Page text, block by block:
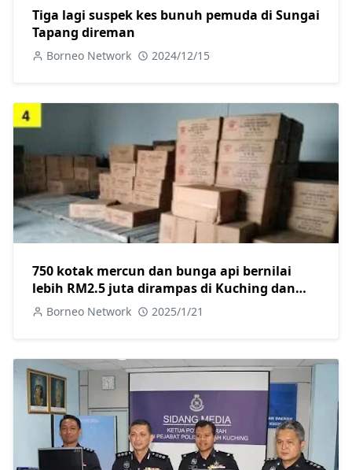
Tiga lagi suspek kes bunuh pemuda di Sungai
Tapang direman
Borneo Network 2024/12/15
750 kotak mercun dan bunga api bernilai
lebih RM2.5 juta dirampas di Kuching dan
Miri, dua ditangkap
Borneo Network 2025/1/21